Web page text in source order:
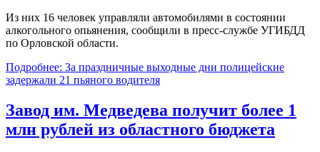
Из них 16 человек управляли автомобилями в состоянии
алкогольного опьянения, сообщили в пресс-службе УГИБДД
по Орловской области.
Подробнее: За праздничные выходные дни полицейские
задержали 21 пьяного водителя
Завод им. Медведева получит более 1
млн рублей из областного бюджета